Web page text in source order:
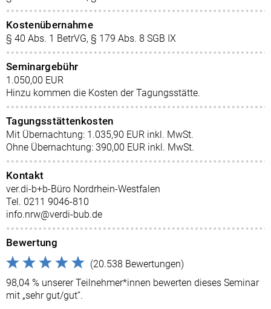
Kostenübernahme
§ 40 Abs. 1 BetrVG, § 179 Abs. 8 SGB IX
Seminargebühr
1.050,00 EUR
Hinzu kommen die Kosten der Tagungsstätte.
Tagungsstättenkosten
Mit Übernachtung: 1.035,90 EUR inkl. MwSt.
Ohne Übernachtung: 390,00 EUR inkl. MwSt.
Kontakt
ver.di-b+b-Büro Nordrhein-Westfalen
Tel. 0211 9046-810
info.nrw@verdi-bub.de
Bewertung
(20.538 Bewertungen)
98,04 % unserer Teilnehmer*innen bewerten dieses Seminar
mit „sehr gut/gut“.